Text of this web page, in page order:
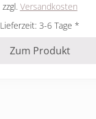
zzgl. Versandkosten
Lieferzeit: 3-6 Tage
Zum Produkt